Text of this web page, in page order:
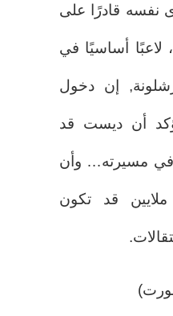
نفسه قادرًا على
لاعبًا أساسيًا في
إن دخول
أن ديست قد
مسيرته… وأن
قد تكون